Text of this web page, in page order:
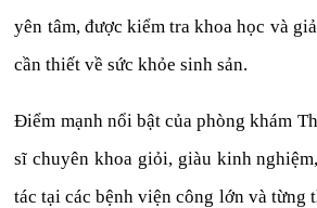
yên tâm, được kiểm tra khoa học và
cần thiết về sức khỏe sinh sản.
Điểm mạnh nổi bật của phòng khám
sĩ chuyên khoa giỏi, giàu kinh
tác tại các bệnh viện công lớn và từng